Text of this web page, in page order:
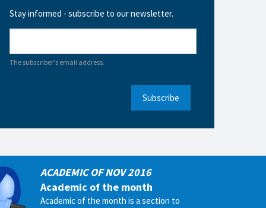
Stay informed - subscribe to our newsletter.
The subscriber's email address.
Subscribe
ACADEMIC OF NOV 2016
Academic of the month
Academic of the month is a section to